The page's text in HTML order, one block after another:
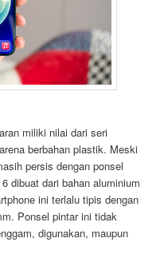
miliki nilai dari seri
berbahan plastik. Meski
persis dengan ponsel
dibuat dari bahan aluminium
ini terlalu tipis dengan
Ponsel pintar ini tidak
digunakan, maupun